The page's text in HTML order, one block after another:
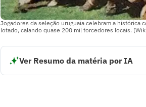
Jogadores da seleção uruguaia celebram a histórica
lotado, calando quase 200 mil torcedores locais.
Ver Resumo da matéria por IA